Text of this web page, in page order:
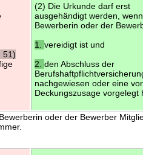
51)
(2) Die Urkunde darf erst
ausgehändigt werden,
Bewerberin oder der
1.vereidigt ist und
2.den Abschluss der
nachgewiesen oder eine
Deckungszusage vorgelegt
oder der Bewerber